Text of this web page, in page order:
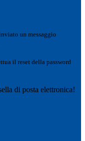
un messaggio
il reset della password
di posta elettronica!